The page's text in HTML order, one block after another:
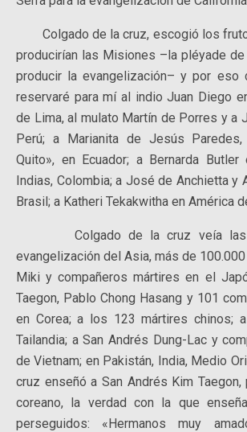
Colgado de la cruz, escogió los
producirían las Misiones –la pléyade
producir la evangelización– y por eso
reservaré para mí al indio Juan Diego
de Lima, al mulato Martín de Porres y a
Perú; a Marianita de Jesús
Quito», en Ecuador; a Bernarda Butler
Indias, Colombia; a José de Anchietta y
Brasil; a Katheri Tekakwitha en América
Colgado de la cruz veía las
evangelización del Asia, más de
Miki y compañeros mártires en el
Taegon, Pablo Chong Hasang y 101
en Corea; a los 123 mártires chinos;
Tailandia; a San Andrés Dung-Lac y
de Vietnam; en Pakistán, India, Medio
cruz enseñó a San Andrés Kim
coreano, la verdad con la que
perseguidos: «Hermanos muy